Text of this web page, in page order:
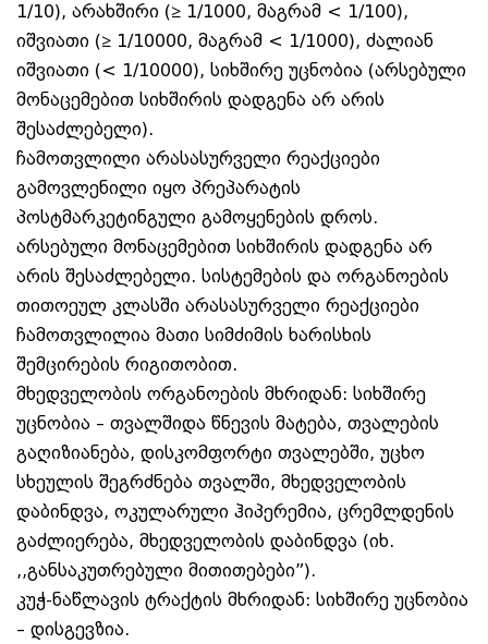
1/10), არახშირი (≥ 1/1000, მაგრამ < 1/100),
იშვიათი (≥ 1/10000, მაგრამ < 1/1000), ძალიან
იშვიათი (< 1/10000), სიხშირე უცნობია (არსებული
მონაცემებით სიხშირის დადგენა არ არის
შესაძლებელი).
ჩამოთვლილი არასასურველი რეაქციები
გამოვლენილი იყო პრეპარატის
პოსტმარკეტინგული გამოყენების დროს.
არსებული მონაცემებით სიხშირის დადგენა არ
არის შესაძლებელი. სისტემების და ორგანოების
თითოეულ კლასში არასასურველი რეაქციები
ჩამოთვლილია მათი სიმძიმის ხარისხის
შემცირების რიგითობით.
მხედველობის ორგანოების მხრიდან: სიხშირე
უცნობია – თვალშიდა წნევის მატება, თვალების
გაღიზიანება, დისკომფორტი თვალებში, უცხო
სხეულის შეგრძნება თვალში, მხედველობის
დაბინდვა, ოკულარული ჰიპერემია, ცრემლდენის
გაძლიერება, მხედველობის დაბინდვა (იხ.
,,განსაკუთრებული მითითებები”).
კუჭ-ნაწლავის ტრაქტის მხრიდან: სიხშირე უცნობია
– დისგევზია.